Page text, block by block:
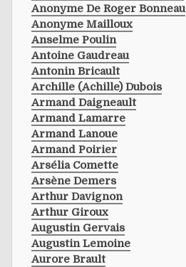
Anonyme De Roger Bonneau
Anonyme Mailloux
Anselme Poulin
Antoine Gaudreau
Antonin Bricault
Archille (achille) Dubois
Armand Daigneault
Armand Lamarre
Armand Lanoue
Armand Poirier
Arsélia Comette
Arsène Demers
Arthur Davignon
Arthur Giroux
Augustin Gervais
Augustin Lemoine
Aurore Brault